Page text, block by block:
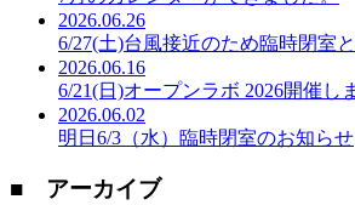
2026.06.26
6/27(土)台風接近のため臨時閉室と
2026.06.16
6/21(日)オープンラボ 2026開催し
2026.06.02
明日6/3（水）臨時閉室のお知らせ
■ アーカイブ